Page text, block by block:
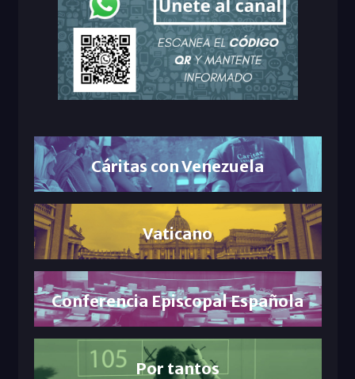
Cáritas con Venezuela
Vaticano
Conferencia Episcopal Española
Por tantos